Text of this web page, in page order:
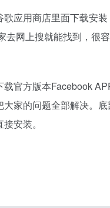
应用商店里面下载安
去网上搜就能找到，很
官方版本Facebook
家的问题全部解决。
安装。